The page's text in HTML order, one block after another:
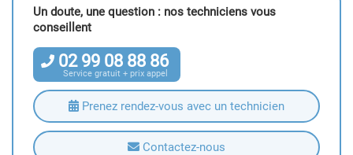
Un doute, une question : nos techniciens vous
conseillent
02 99 08 88 86
Service gratuit + prix appel
Prenez rendez-vous avec un technicien
Contactez-nous